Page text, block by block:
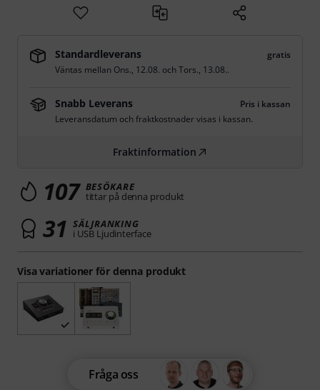
Visa variationer för denna produkt
Standardleverans
gratis
Väntas mellan Ons., 12.08. ochTors., 13.08..
Snabb Leverans
Pris i kassan
Leveransdatum och fraktkostnader visas i kassan.
Fraktinformation
107 BESÖKARE
tittar på denna produkt
31 SÄLJRANKING
i USB Ljudinterface
Fråga oss